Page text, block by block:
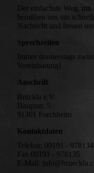
Der einfachste Weg,
bemühen uns um
Nachricht und freuen
Sprechzeiten
Immer donnerstags
Vereinbarung)
Anschrift
Brückla e.V.
Hauptstr. 5
91301 Forchheim
Kontaktdaten
Telefon: 09191 - 978134
Fax 09191 - 978135
E-Mail: